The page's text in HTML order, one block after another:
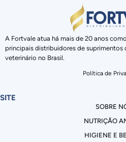
A Fortvale atua há mais de 20 anos
principais distribuidores de suprimentos
veterinário no Brasil.
Política de
SITE
SOBRE
NUTRIÇÃO
HIGIENE E